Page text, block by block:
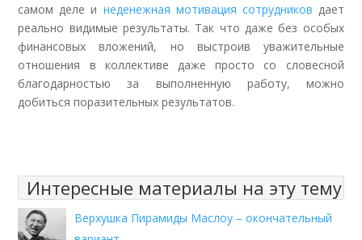
самом деле и неденежная мотивация сотрудников дает
реально видимые результаты. Так что даже без особых
финансовых вложений, но выстроив уважительные
отношения в коллективе даже просто со словесной
благодарностью за выполненную работу, можно
добиться поразительных результатов.
Интересные материалы на эту тему
Верхушка Пирамиды Маслоу – окончательный